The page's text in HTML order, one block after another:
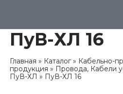
ПуВ-ХЛ 16
Главная Каталог
Кабельно-
продукция
Провода, Кабели
ПуВ-ХЛ
ПуВ-ХЛ 16